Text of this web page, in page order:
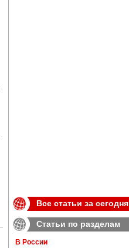
Все статьи за сегодня
Статьи по разделам
В России